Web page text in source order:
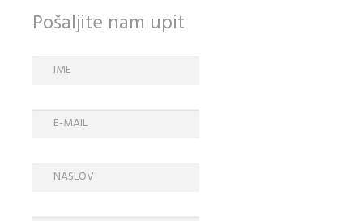
Pošaljite nam upit